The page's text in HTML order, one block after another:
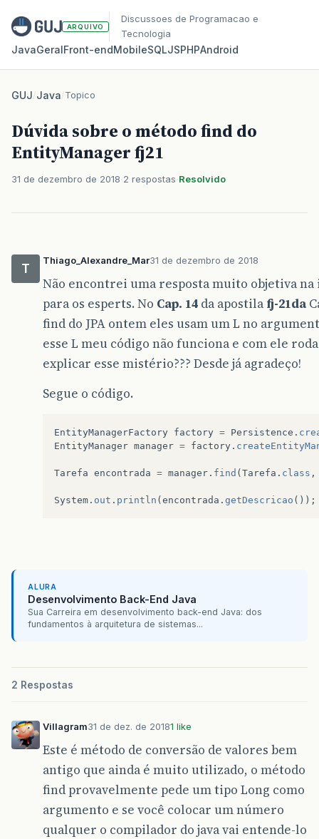
ARQUIVO
Discussoes de Programacao e
Tecnologia
JavaGeralFront‑endMobileSQLJSPHPAndroid
GUJ/Java/Topico
Dúvida sobre o método find do
EntityManager fj21
31 de dezembro de 2018 2 respostas Resolvido
T
Thiago_Alexandre_Mar31 de dezembro de 2018
Não encontrei uma resposta muito objetiva
para os esperts. No Cap. 14 da apostila fj-21da
find do JPA ontem eles usam um L no
esse L meu código não funciona e com ele
explicar esse mistério??? Desde já agradeço!
Segue o código.
EntityManagerFactory factory = Persistence .
EntityManager manager = factory .
Tarefa encontrada = manager . find ( Tarefa . class ,
System . out . println ( encontrada . getDescricao ());
ALURA
Desenvolvimento Back-End Java
Sua Carreira em desenvolvimento back-end Java: dos
fundamentos à arquitetura de sistemas...
2 Respostas
Villagram31 de dez. de 20181 like
Este é método de conversão de valores bem
antigo que ainda é muito utilizado, o método
find provavelmente pede um tipo Long como
argumento e se você colocar um número
qualquer o compilador do java vai entende-lo